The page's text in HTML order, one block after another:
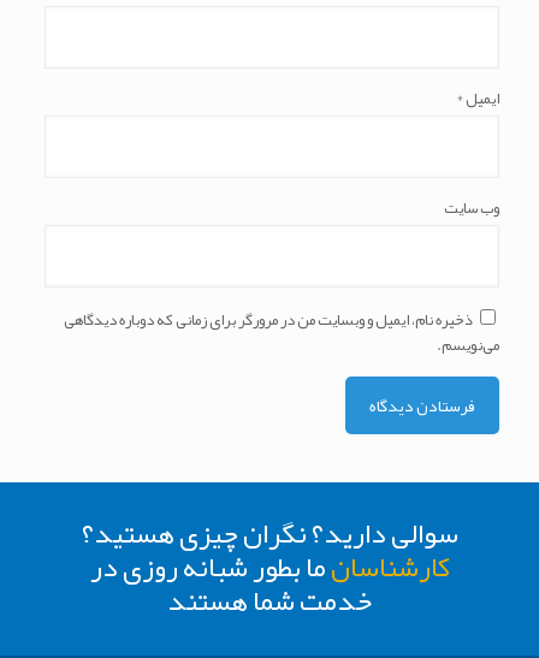
ایمیل*
وب‌ سایت
ذخیره نام، ایمیل و وبسایت من در مرورگر برای زمانی که دوباره دیدگاهی
می‌نویسم.
سوالی دارید؟ نگران چیزی هستید؟
کارشناسانما بطور شبانه روزی در
خدمت شما هستند